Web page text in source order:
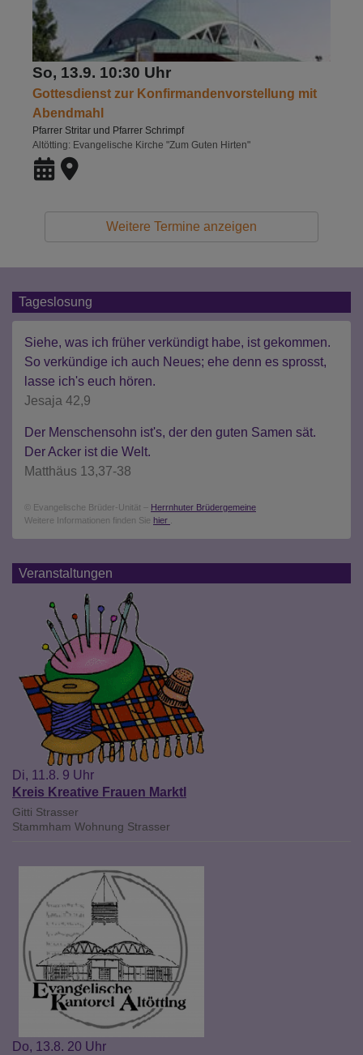
So, 13.9. 10:30 Uhr
Gottesdienst zur Konfirmandenvorstellung mit
Abendmahl
Pfarrer Stritar und Pfarrer Schrimpf
Altötting
Evangelische Kirche "Zum Guten Hirten"
Weitere Termine anzeigen
Tageslosung
Siehe, was ich früher verkündigt habe, ist gekommen.
So verkündige ich auch Neues; ehe denn es sprosst,
lasse ich's euch hören.
Jesaja 42,9
Der Menschensohn ist's, der den guten Samen sät.
Der Acker ist die Welt.
Matthäus 13,37-38
© Evangelische Brüder-Unität – Herrnhuter Brüdergemeine
Weitere Informationen finden Sie hier
Veranstaltungen
Di, 11.8. 9 Uhr
Kreis Kreative Frauen Marktl
Gitti Strasser
Stammham Wohnung Strasser
Do, 13.8. 20 Uhr